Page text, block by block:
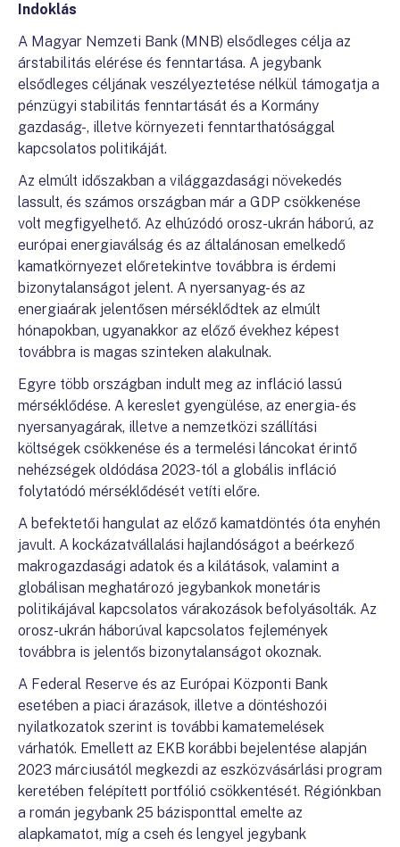
Indoklás
A Magyar Nemzeti Bank (MNB) elsődleges célja az
árstabilitás elérése és fenntartása. A jegybank
elsődleges céljának veszélyeztetése nélkül támogatja a
pénzügyi stabilitás fenntartását és a Kormány
gazdaság-, illetve környezeti fenntarthatósággal
kapcsolatos politikáját.
Az elmúlt időszakban a világgazdasági növekedés
lassult, és számos országban már a GDP csökkenése
volt megfigyelhető. Az elhúzódó orosz-ukrán háború, az
európai energiaválság és az általánosan emelkedő
kamatkörnyezet előretekintve továbbra is érdemi
bizonytalanságot jelent. A nyersanyag- és az
energiaárak jelentősen mérséklődtek az elmúlt
hónapokban, ugyanakkor az előző évekhez képest
továbbra is magas szinteken alakulnak.
Egyre több országban indult meg az infláció lassú
mérséklődése. A kereslet gyengülése, az energia- és
nyersanyagárak, illetve a nemzetközi szállítási
költségek csökkenése és a termelési láncokat érintő
nehézségek oldódása 2023-tól a globális infláció
folytatódó mérséklődését vetíti előre.
A befektetői hangulat az előző kamatdöntés óta enyhén
javult. A kockázatvállalási hajlandóságot a beérkező
makrogazdasági adatok és a kilátások, valamint a
globálisan meghatározó jegybankok monetáris
politikájával kapcsolatos várakozások befolyásolták. Az
orosz-ukrán háborúval kapcsolatos fejlemények
továbbra is jelentős bizonytalanságot okoznak.
A Federal Reserve és az Európai Központi Bank
esetében a piaci árazások, illetve a döntéshozói
nyilatkozatok szerint is további kamatemelések
várhatók. Emellett az EKB korábbi bejelentése alapján
2023 márciusától megkezdi az eszközvásárlási program
keretében felépített portfólió csökkentését. Régiónkban
a román jegybank 25 bázisponttal emelte az
alapkamatot, míg a cseh és lengyel jegybank